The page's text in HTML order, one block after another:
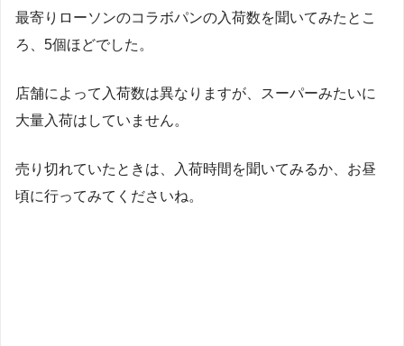
最寄りローソンのコラボパンの入荷数を聞いてみたとこ
ろ、5個ほどでした。
店舗によって入荷数は異なりますが、スーパーみたいに
大量入荷はしていません。
売り切れていたときは、入荷時間を聞いてみるか、お昼
頃に行ってみてくださいね。